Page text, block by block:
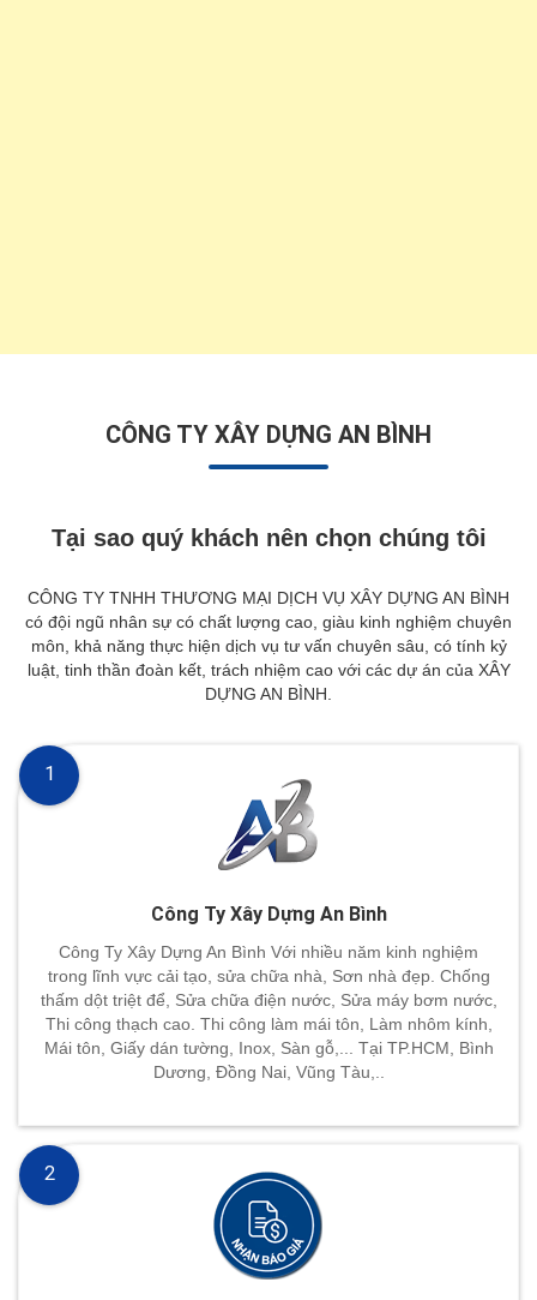
CÔNG TY XÂY DỰNG AN BÌNH
Tại sao quý khách nên chọn chúng tôi
CÔNG TY TNHH THƯƠNG MẠI DỊCH VỤ XÂY DỰNG AN BÌNH
có đội ngũ nhân sự có chất lượng cao, giàu kinh nghiệm chuyên
môn, khả năng thực hiện dịch vụ tư vấn chuyên sâu, có tính kỷ
luật, tinh thần đoàn kết, trách nhiệm cao với các dự án của XÂY
DỰNG AN BÌNH.
Công Ty Xây Dựng An Bình
Công Ty Xây Dựng An Bình Với nhiều năm kinh nghiệm
trong lĩnh vực cải tạo, sửa chữa nhà, Sơn nhà đẹp. Chống
thấm dột triệt để, Sửa chữa điện nước, Sửa máy bơm nước,
Thi công thạch cao. Thi công làm mái tôn, Làm nhôm kính,
Mái tôn, Giấy dán tường, Inox, Sàn gỗ,... Tại TP.HCM, Bình
Dương, Đồng Nai, Vũng Tàu,..
1
2